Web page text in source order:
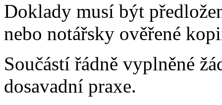
Doklady musí být
nebo notářsky ověřené
Součástí řádně vyplněné
dosavadní praxe.